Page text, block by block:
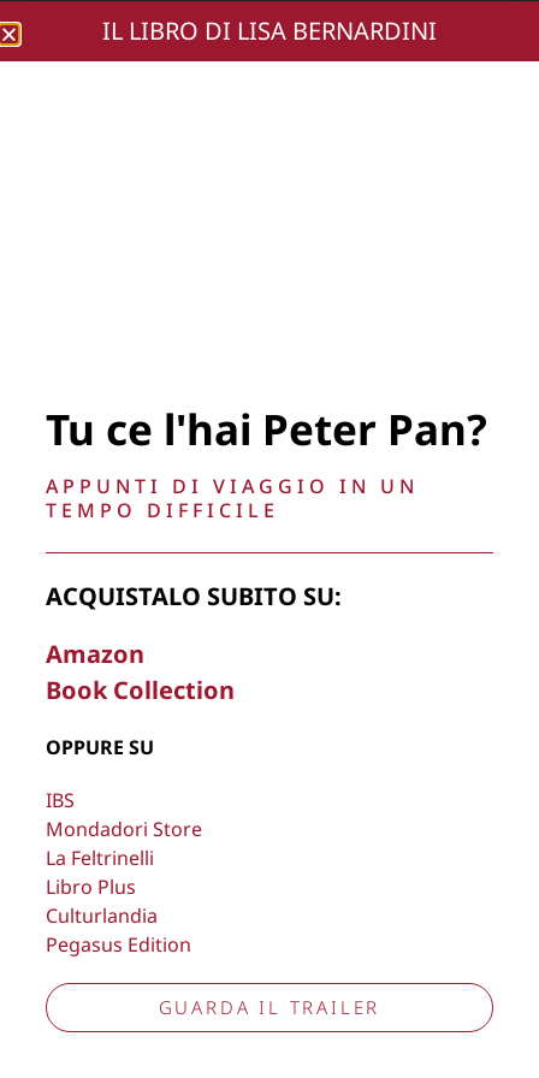
Lisa Bernardini
La Direzione stabilisce insindacabilmente di inserire,
rimuovere, oscurare, modificare, immagini e testi del sito, a
Copyright © 2026Lisa Bernardini
Aggiorna preferenze tracciamento
IL LIBRO DI LISA BERNARDINI
Tu ce l'hai Peter Pan?
APPUNTI DI VIAGGIO IN UN
TEMPO DIFFICILE
ACQUISTALO SUBITO SU:
Amazon
Book Collection
OPPURE SU
IBS
Mondadori Store
La Feltrinelli
Libro Plus
Culturlandia
Pegasus Edition
GUARDA IL TRAILER